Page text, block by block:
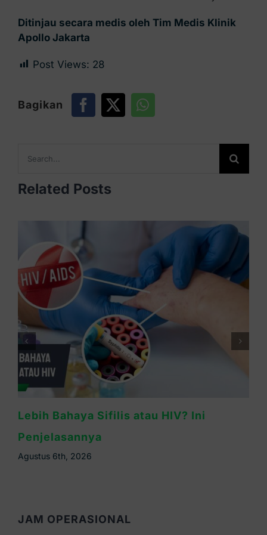
Ditinjau secara medis oleh Tim Medis Klinik
Apollo Jakarta
Post Views: 28
Bagikan
for:
Related Posts
Kapan Gejala Sifilis Muncul? Ini Masa
Inkubasinya
Agustus 5th, 2026
JAM OPERASIONAL